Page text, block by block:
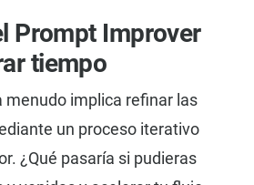
Prompt Improver
tiempo
menudo implica refinar las
un proceso iterativo
¿Qué pasaría si pudieras